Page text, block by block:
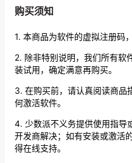
购买须知
1. 本商品为软件的虚拟注册码
2. 除非特别说明，我们所有软
装试用，确定满意再购买。
3. 在购买前，请认真阅读商品
何激活软件。
4. 少数派不义务提供使用指导
开发商解决；如有安装或激活
得在线支持。